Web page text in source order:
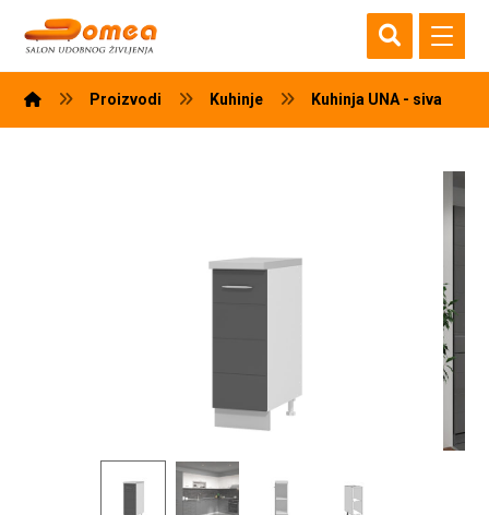
Proizvodi Kuhinje Kuhinja UNA - siva